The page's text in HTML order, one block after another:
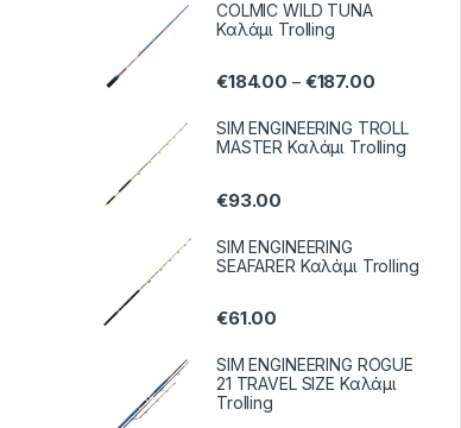
COLMIC WILD TUNA
Καλάμι Trolling
€184.00 – €187.00
SIM ENGINEERING TROLL
MASTER Καλάμι Trolling
€93.00
SIM ENGINEERING
SEAFARER Καλάμι Trolling
€61.00
SIM ENGINEERING ROGUE
21 TRAVEL SIZE Καλάμι
Trolling